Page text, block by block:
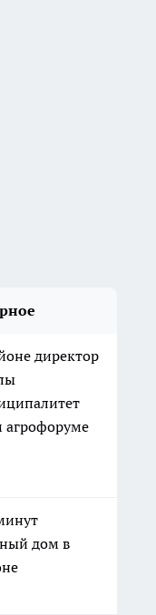
директор
агрофоруме
дом в